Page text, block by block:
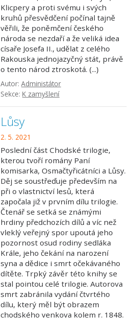
Klicpery a proti svému i svých
kruhů přesvědčení počínal tajně
věřili, že poněmčení českého
národa se nezdaří a že veliká idea
císaře Josefa II., udělat z celého
Rakouska jednojazyčný stát, právě
o tento národ ztroskotá. (...)
Autor:Administátor
Sekce: K zamyšlení
Lůsy
2. 5. 2021
Poslední část Chodské trilogie,
kterou tvoří romány Paní
komisarka, Osmačtyřicátníci a Lůsy.
Děj se soustřeďuje především na
při o vlastnictví lesů, která
započala již v prvním dílu trilogie.
Čtenář se setká se známými
hrdiny předchozích dílů a víc než
vleklý veřejný spor upoutá jeho
pozornost osud rodiny sedláka
Krále, jeho čekání na narození
syna a dědice i smrt očekávaného
dítěte. Trpký závěr této knihy se
stal pointou celé trilogie. Autorova
smrt zabránila vydání čtvrtého
dílu, který měl být obrazem
chodského venkova kolem r. 1848.